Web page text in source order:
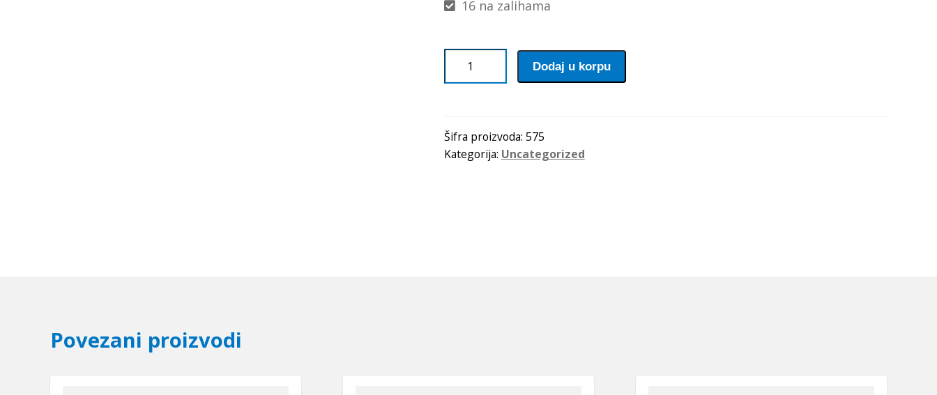
16 na zalihama
Lezaj
Dodaj u korpu
Šifra proizvoda: 575
Kategorija: Uncategorized
Povezani proizvodi